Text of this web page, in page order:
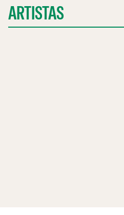
ARTISTAS